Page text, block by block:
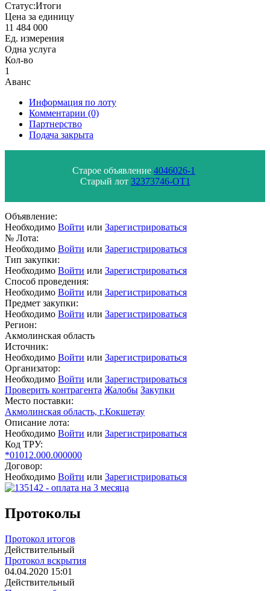
Статус:Итоги
Цена за единицу
11 484 000
Ед. измерения
Одна услуга
Кол-во
1
Аванс
Информация по лоту
Комментарии (0)
Партнерство
Подача закрыта
Старое объявление 4046026-1
Старый лот 32373746-ОТ1
Объявление:
Необходимо Войти или Зарегистрироваться
№ Лота:
Необходимо Войти или Зарегистрироваться
Тип закупки:
Необходимо Войти или Зарегистрироваться
Способ проведения:
Необходимо Войти или Зарегистрироваться
Предмет закупки:
Необходимо Войти или Зарегистрироваться
Регион:
Акмолинская область
Источник:
Необходимо Войти или Зарегистрироваться
Организатор:
Необходимо Войти или Зарегистрироваться
Проверить контрагента Жалобы Закупки
Место поставки:
Акмолинская область, г.Кокшетау
Описание лота:
Необходимо Войти или Зарегистрироваться
Код ТРУ:
*01012.000.000000
Договор:
Необходимо Войти или Зарегистрироваться
Протоколы
Протокол итогов
Действительный
Протокол вскрытия
04.04.2020 15:01
Действительный